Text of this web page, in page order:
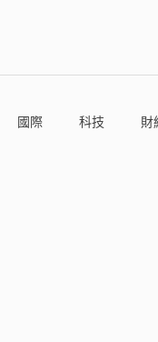
國際 科技 財